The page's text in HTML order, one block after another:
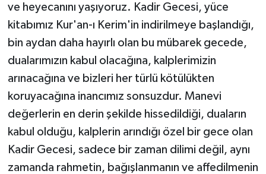
ve heyecanını yaşıyoruz. Kadir Gecesi, yüce
kitabımız Kur'an-ı Kerim'in indirilmeye başlandığı,
bin aydan daha hayırlı olan bu mübarek gecede,
dualarımızın kabul olacağına, kalplerimizin
arınacağına ve bizleri her türlü kötülükten
koruyacağına inancımız sonsuzdur. Manevi
değerlerin en derin şekilde hissedildiği, duaların
kabul olduğu, kalplerin arındığı özel bir gece olan
Kadir Gecesi, sadece bir zaman dilimi değil, aynı
zamanda rahmetin, bağışlanmanın ve affedilmenin